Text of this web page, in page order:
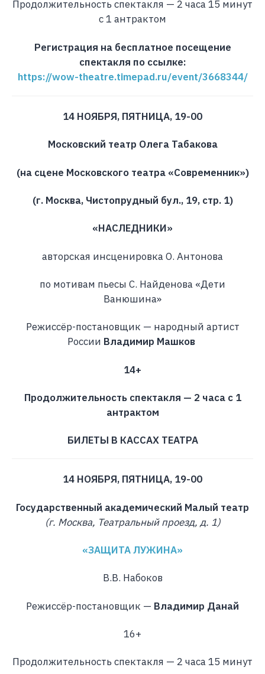
Продолжительность спектакля — 2 часа 15 минут
c 1 антрактом
Регистрация на бесплатное посещение
спектакля по ссылке:
https://wow-theatre.timepad.ru/event/3668344/
14 НОЯБРЯ, ПЯТНИЦА, 19-00
Московский театр Олега Табакова
(на сцене Московского театра «Современник»)
(г. Москва, Чистопрудный бул., 19, стр. 1)
«НАСЛЕДНИКИ»
авторская инсценировка О. Антонова
по мотивам пьесы С. Найденова «Дети
Ванюшина»
Режиссёр-постановщик — народный артист
России Владимир Машков
14+
Продолжительность спектакля — 2 часа с 1
антрактом
БИЛЕТЫ В КАССАХ ТЕАТРА
14 НОЯБРЯ, ПЯТНИЦА, 19-00
Государственный академический Малый театр
(г. Москва, Театральный проезд, д. 1)
«ЗАЩИТА ЛУЖИНА»
В.В. Набоков
Режиссёр-постановщик — Владимир Данай
16+
Продолжительность спектакля — 2 часа 15 минут